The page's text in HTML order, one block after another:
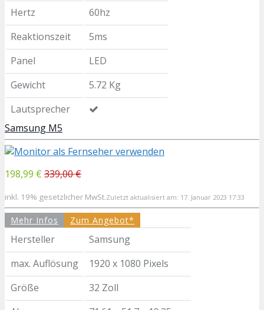
Hertz
60hz
Reaktionszeit
5ms
Panel
LED
Gewicht
5.72 Kg
Lautsprecher
Samsung M5
198,99 € 339,00 €
inkl. 19% gesetzlicher MwSt.Zuletzt aktualisiert am: 17. Januar 2023 17:33
Mehr Infos Zum Angebot*
Hersteller
Samsung
max. Auflösung
1920 x 1080 Pixels
Größe
32 Zoll